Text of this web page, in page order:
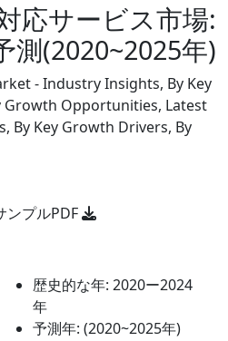
応サービス市場:
測(2020~2025年)
- Industry Insights, By Key
Growth Opportunities, Latest
By Key Growth Drivers, By
ンプルPDF
歴史的な年: 2020ー2024
年
予測年: (2020~2025年)